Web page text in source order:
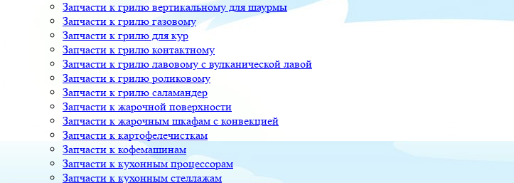
Запчасти к грилю вертикальному для шаурмы
Запчасти к грилю газовому
Запчасти к грилю для кур
Запчасти к грилю контактному
Запчасти к грилю лавовому с вулканической лавой
Запчасти к грилю роликовому
Запчасти к грилю саламандер
Запчасти к жарочной поверхности
Запчасти к жарочным шкафам с конвекцией
Запчасти к картофелечисткам
Запчасти к кофемашинам
Запчасти к кухонным процессорам
Запчасти к кухонным стеллажам